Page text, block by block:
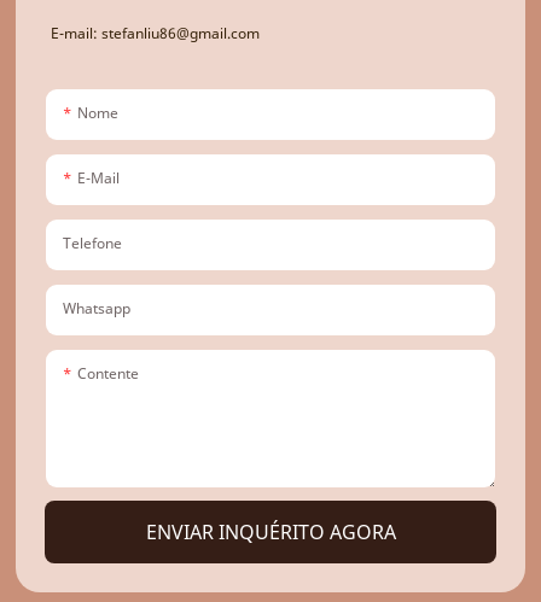
E-mail: stefanliu86@gmail.com
Nome
E-Mail
Telefone
Whatsapp
Contente
ENVIAR INQUÉRITO AGORA